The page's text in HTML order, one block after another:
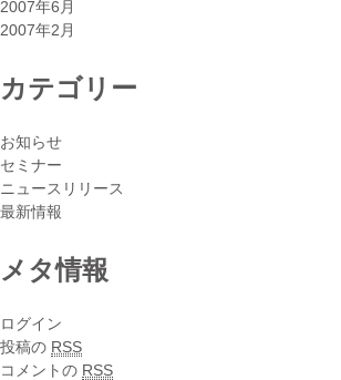
2007年6月
2007年2月
カテゴリー
お知らせ
セミナー
ニュースリリース
最新情報
メタ情報
ログイン
投稿の RSS
コメントの RSS